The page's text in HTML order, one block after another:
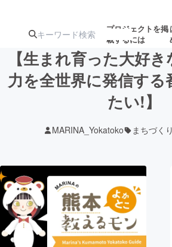
プロジェクトを掲
載するには
注目の新着プロ 募集終
テクノロジー・ガジェット
映像・映画
【生まれ育った大好
力を全世界に発信する
たい!】
MARINA_Yokatoko まちづく